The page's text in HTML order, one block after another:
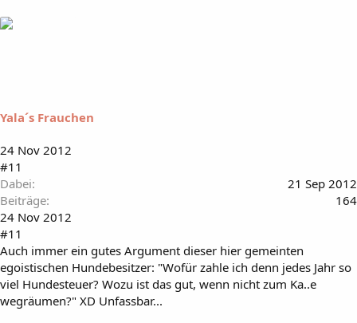
Yala´s Frauchen
24 Nov 2012
#11
Dabei
21 Sep 2012
Beiträge
164
24 Nov 2012
#11
Auch immer ein gutes Argument dieser hier gemeinten
egoistischen Hundebesitzer: "Wofür zahle ich denn jedes Jahr so
viel Hundesteuer? Wozu ist das gut, wenn nicht zum Ka..e
wegräumen?" XD Unfassbar...